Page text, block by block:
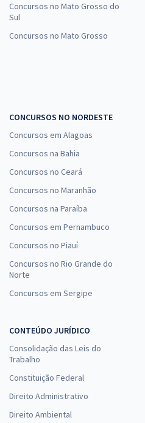
Concursos no Mato Grosso do
Sul
Concursos no Mato Grosso
CONCURSOS NO NORDESTE
Concursos em Alagoas
Concursos na Bahia
Concursos no Ceará
Concursos no Maranhão
Concursos na Paraíba
Concursos em Pernambuco
Concursos no Piauí
Concursos no Rio Grande do
Norte
Concursos em Sergipe
CONTEÚDO JURÍDICO
Consolidação das Leis do
Trabalho
Constituição Federal
Direito Administrativo
Direito Ambiental